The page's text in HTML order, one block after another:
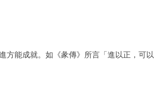
能成就。如《彖傳》所言「進以正，可